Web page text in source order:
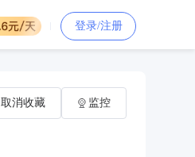
登录/注册
取消收藏 监控